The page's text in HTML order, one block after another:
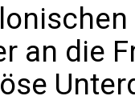
an die